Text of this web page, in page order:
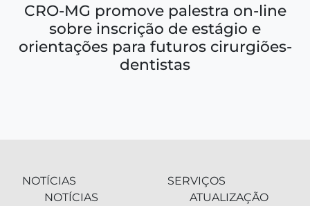
CRO-MG promove palestra on-line
sobre inscrição de estágio e
orientações para futuros cirurgiões-
dentistas
NOTÍCIAS
NOTÍCIAS
SERVIÇOS
ATUALIZAÇÃO